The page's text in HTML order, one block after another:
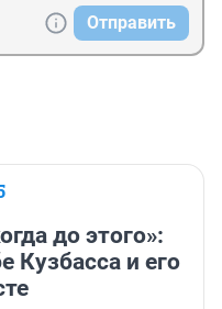
Отправить
до этого»:
Кузбасса и его